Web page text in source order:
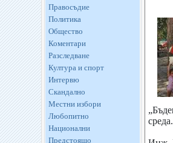
Правосъдие
Политика
Общество
Коментари
Разследване
Култура и спорт
Интервю
Скандално
Местни избори
Любопитно
Национални
Предстоящо
среда.